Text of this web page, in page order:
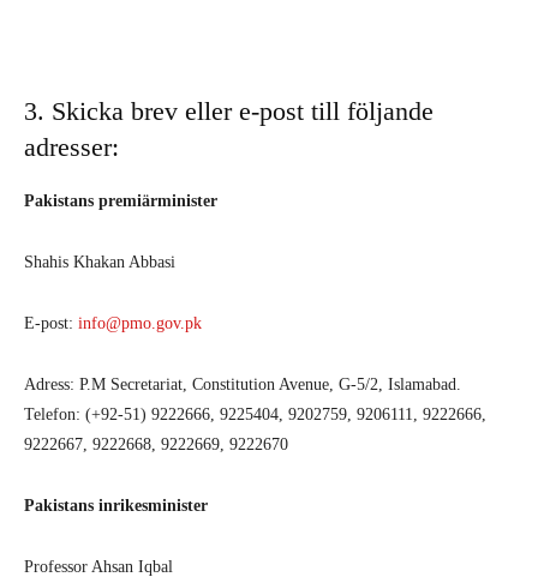
3. Skicka brev eller e-post till följande
adresser:
Pakistans premiärminister
Shahis Khakan Abbasi
E-post: info@pmo.gov.pk
Adress: P.M Secretariat, Constitution Avenue, G-5/2, Islamabad.
Telefon: (+92-51) 9222666, 9225404, 9202759, 9206111, 9222666,
9222667, 9222668, 9222669, 9222670
Pakistans inrikesminister
Professor Ahsan Iqbal